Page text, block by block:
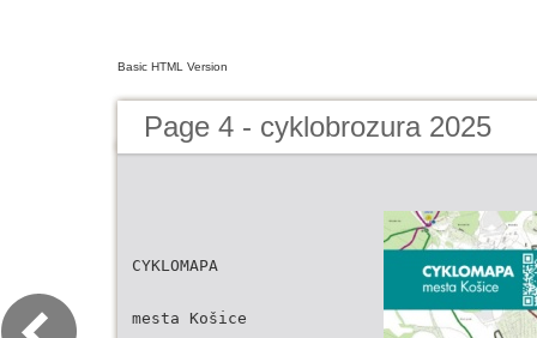
Basic HTML Version
Page 4 - cyklobrozura 2025
CYKLOMAPA
mesta Košice